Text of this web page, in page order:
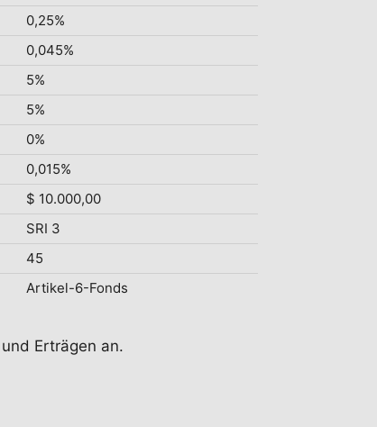
0,25%
0,045%
5%
5%
0%
0,015%
$ 10.000,00
SRI 3
45
Artikel-6-Fonds
Erträgen an.